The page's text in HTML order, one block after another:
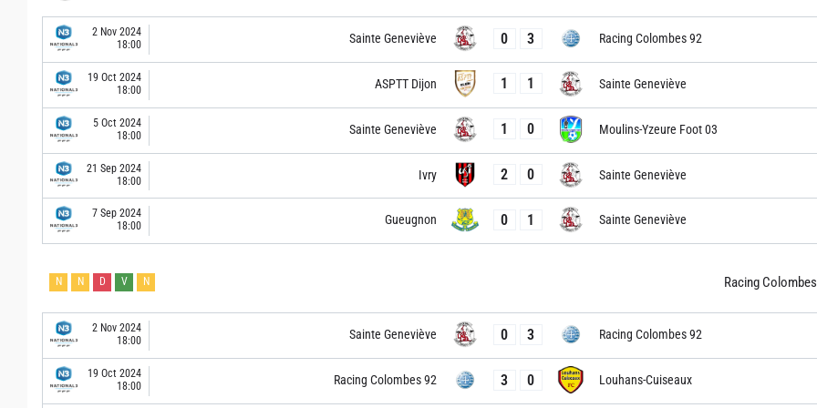
2 Nov 2024
18:00
Sainte Geneviève 0 3 Racing Colombes 92
19 Oct 2024
18:00
ASPTT Dijon 1 1 Sainte Geneviève
5 Oct 2024
18:00
Sainte Geneviève 1 0 Moulins-Yzeure Foot 03
21 Sep 2024
18:00
Ivry 2 0 Sainte Geneviève
7 Sep 2024
18:00
Gueugnon 0 1 Sainte Geneviève
Racing
N N D V N
2 Nov 2024
18:00
Sainte Geneviève 0 3 Racing Colombes 92
19 Oct 2024
18:00
Racing Colombes 92 3 0 Louhans-Cuiseaux